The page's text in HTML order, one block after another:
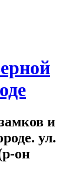
и
ул.
он